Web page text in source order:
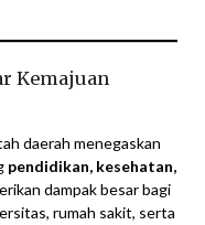
Kemajuan
daerah menegaskan
pendidikan, kesehatan,
dampak besar bagi
rumah sakit, serta